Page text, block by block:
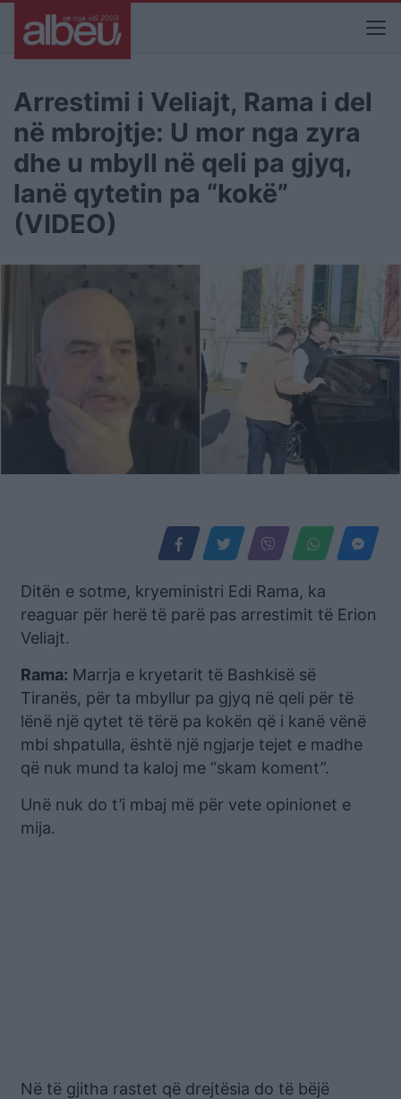
Arrestimi i Veliajt, Rama i del
në mbrojtje: U mor nga zyra
dhe u mbyll në qeli pa gjyq,
lanë qytetin pa “kokë”
(VIDEO)
Ditën e sotme, kryeministri Edi Rama, ka
reaguar për herë të parë pas arrestimit të Erion
Veliajt.
Rama: Marrja e kryetarit të Bashkisë së
Tiranës, për ta mbyllur pa gjyq në qeli për të
lënë një qytet të tërë pa kokën që i kanë vënë
mbi shpatulla, është një ngjarje tejet e madhe
që nuk mund ta kaloj me “skam koment”.
Unë nuk do t’i mbaj më për vete opinionet e
mija.
Në të gjitha rastet që drejtësia do të bëjë